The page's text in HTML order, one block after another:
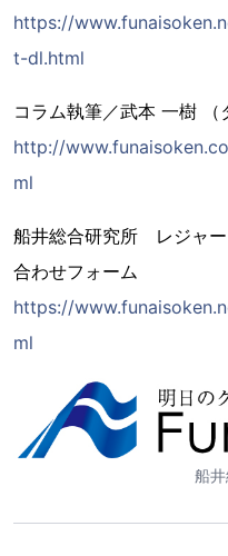
https://
t-dl.html
コラム執筆／武本 一樹
http://
ml
船井総合研究所 レジャー
合わせフォーム
https://
ml
船